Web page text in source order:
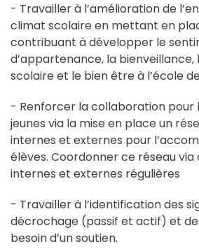
- Travailler à l’amélioration de
climat scolaire en mettant en
contribuant à développer le
d’appartenance, la
scolaire et le bien être à l’école
- Renforcer la collaboration pour
jeunes via la mise en place un
internes et externes pour
élèves. Coordonner ce réseau via
internes et externes régulières
- Travailler à l’identification des
décrochage (passif et actif) et
besoin d’un soutien.